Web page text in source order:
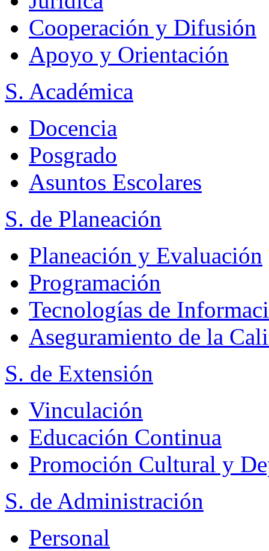
Cooperación y Difusión
Apoyo y Orientación
S. Académica
Docencia
Posgrado
Asuntos Escolares
S. de Planeación
Planeación y Evaluación
Programación
Tecnologías de
Aseguramiento de la
S. de Extensión
Vinculación
Educación Continua
Promoción Cultural y
S. de Administración
Personal